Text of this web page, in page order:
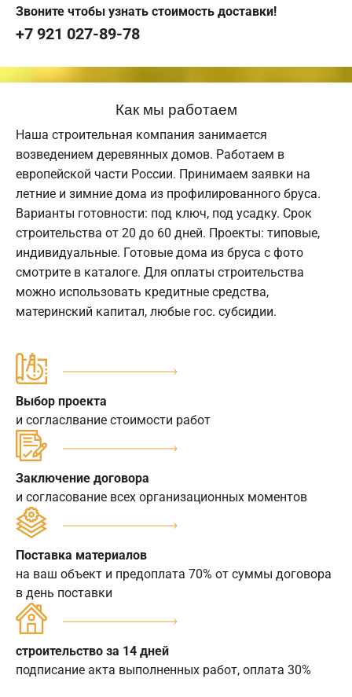
Звоните чтобы узнать стоимость доставки!
+7 921 027-89-78
Как мы работаем
Наша строительная компания занимается
возведением деревянных домов. Работаем в
европейской части России. Принимаем заявки на
летние и зимние дома из профилированного бруса.
Варианты готовности: под ключ, под усадку. Срок
строительства от 20 до 60 дней. Проекты: типовые,
индивидуальные. Готовые дома из бруса с фото
смотрите в каталоге. Для оплаты строительства
можно использовать кредитные средства,
материнский капитал, любые гос. субсидии.
Выбор проекта
и согласлвание стоимости работ
Заключение договора
и согласование всех организационных моментов
Поставка материалов
на ваш объект и предоплата 70% от суммы договора
в день поставки
строительство за 14 дней
подписание акта выполненных работ, оплата 30%